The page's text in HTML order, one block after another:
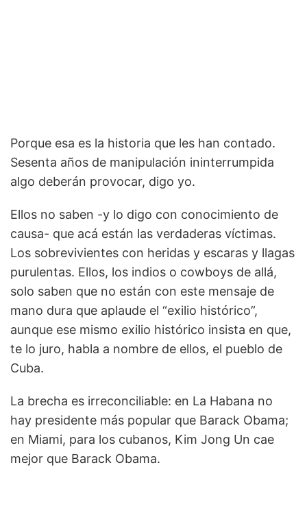
Porque esa es la historia que les han contado.
Sesenta años de manipulación ininterrumpida
algo deberán provocar, digo yo.
Ellos no saben -y lo digo con conocimiento de
causa- que acá están las verdaderas víctimas.
Los sobrevivientes con heridas y escaras y llagas
purulentas. Ellos, los indios o cowboys de allá,
solo saben que no están con este mensaje de
mano dura que aplaude el “exilio histórico”,
aunque ese mismo exilio histórico insista en que,
te lo juro, habla a nombre de ellos, el pueblo de
Cuba.
La brecha es irreconciliable: en La Habana no
hay presidente más popular que Barack Obama;
en Miami, para los cubanos, Kim Jong Un cae
mejor que Barack Obama.